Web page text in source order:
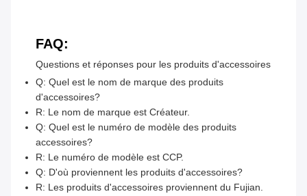
FAQ:
Questions et réponses pour les produits d'accessoires
Q: Quel est le nom de marque des produits
d'accessoires?
R: Le nom de marque est Créateur.
Q: Quel est le numéro de modèle des produits
accessoires?
R: Le numéro de modèle est CCP.
Q: D'où proviennent les produits d'accessoires?
R: Les produits d'accessoires proviennent du Fujian.